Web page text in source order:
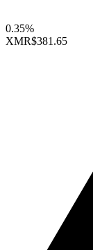
0.35%
XMR$381.65